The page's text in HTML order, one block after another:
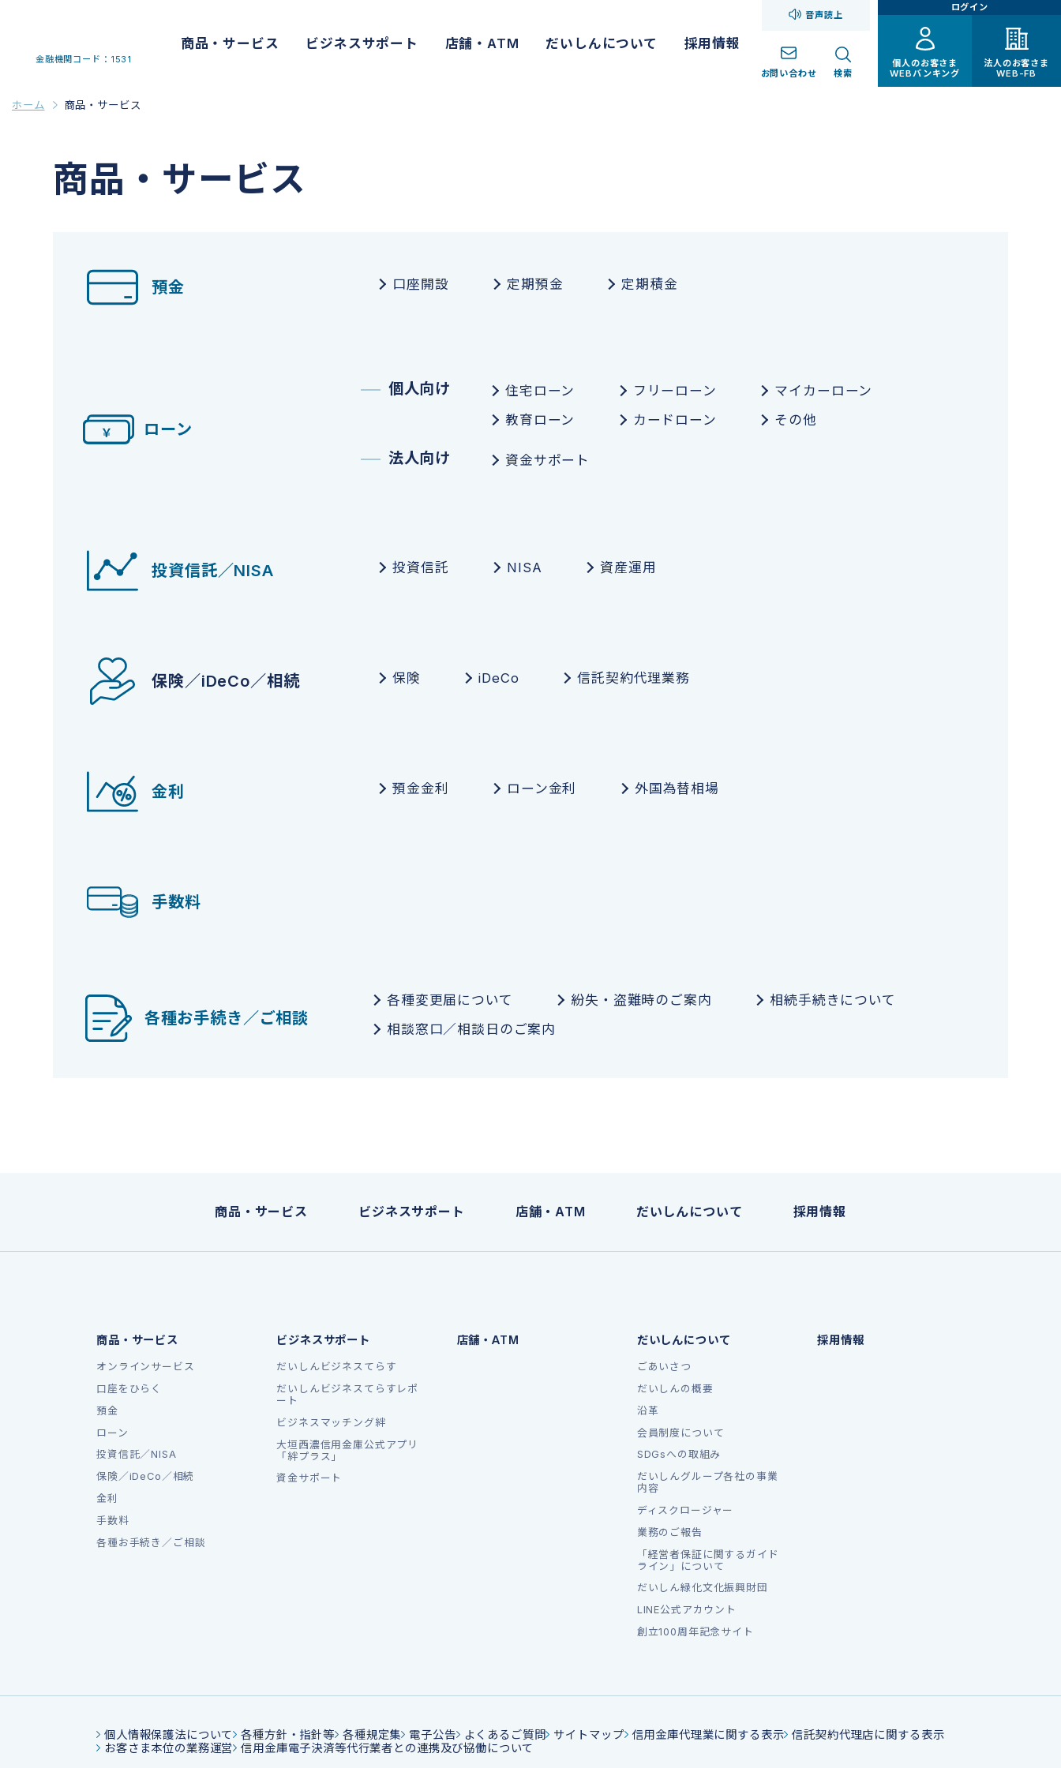
金融機関コード：1531
商品・サービス ビジネスサポート 店舗・ATM だいしんについて 採用情報
音声読上
お問い合わせ 検索
ログイン
個人のお客さま
WEBバンキング
法人のお客さま
WEB-FB
ホーム 商品・サービス
商品・サービス
預金 口座開設 定期預金 定期積金
ローン
個人向け 住宅ローン フリーローン
マイカーローン
教育ローン
カードローン その他
法人向け 資金サポート
投資信託／NISA 投資信託 NISA 資産運用
保険／iDeCo／相続 保険 iDeCo 信託契約代理業務
金利 預金金利 ローン金利 外国為替相場
手数料
各種お手続き／ご相談
各種変更届について 紛失・盗難時のご案内
相続手続きについて
相談窓口／相談日のご案内
商品・サービス ビジネスサポート 店舗・ATM だいしんについて 採用情報
商品・サービス
オンラインサービス
口座をひらく
預金
ローン
投資信託／NISA
保険／iDeCo／相続
金利
手数料
各種お手続き／ご相談
ビジネスサポート
だいしんビジネスてらす
だいしんビジネスてらすレポ
ート
ビジネスマッチング絆
大垣西濃信用金庫公式アプリ
「絆プラス」
資金サポート
店舗・ATM だいしんについて
ごあいさつ
だいしんの概要
沿革
会員制度について
SDGsへの取組み
だいしんグループ各社の事業
内容
ディスクロージャー
業務のご報告
「経営者保証に関するガイド
ライン」について
だいしん緑化文化振興財団
LINE公式アカウント
創立100周年記念サイト
採用情報
個人情報保護法について 各種方針・指針等 各種規定集 電子公告 よくあるご質問 サイトマップ 信用金庫代理業に関する表示 信託契約代理店に関する表示
お客さま本位の業務運営 信用金庫電子決済等代行業者との連携及び協働について